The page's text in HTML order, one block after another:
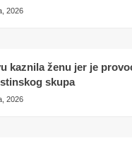
2026
kaznila ženu jer je
skupa
2026